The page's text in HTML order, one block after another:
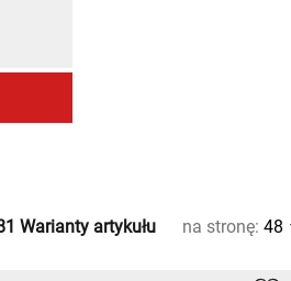
Warianty artykułu na stronę: